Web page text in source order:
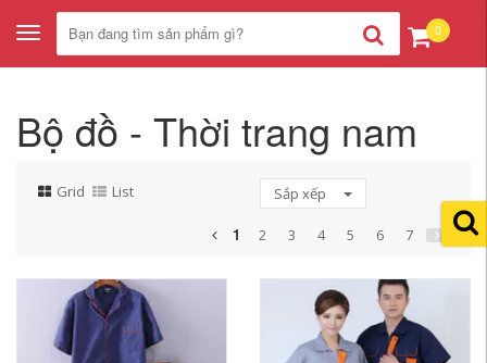
Toggle
navigation
0
Bộ đồ - Thời trang nam
Grid List Sắp xếp
1 2 3 4 5 6 7